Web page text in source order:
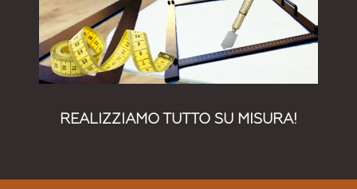
REALIZZIAMO TUTTO SU MISURA!